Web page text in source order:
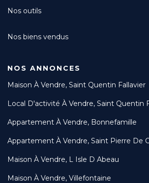
Nos outils
Nos biens vendus
NOS ANNONCES
Maison À Vendre, Saint Quentin Fallavier
Local D'activité À Vendre, Saint Quentin
Appartement À Vendre, Bonnefamille
Appartement À Vendre, Saint Pierre De
Maison À Vendre, L Isle D Abeau
Maison À Vendre, Villefontaine